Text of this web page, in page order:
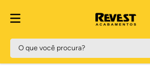
O que você procura?